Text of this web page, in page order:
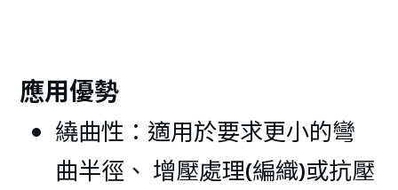
應用優勢
繞曲性：適用於要求更小的彎
曲半徑、 增壓處理(編織)或抗壓